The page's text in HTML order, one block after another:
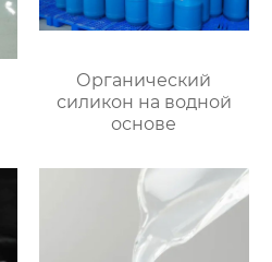
Органический
силикон на водной
основе